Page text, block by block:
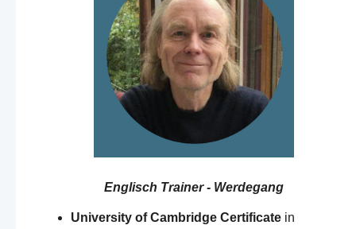
Englisch Trainer - Werdegang
University of Cambridge Certificatein